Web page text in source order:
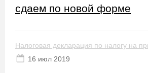
сдаем по новой форме
Налоговая декларация по налогу на
16 июл 2019